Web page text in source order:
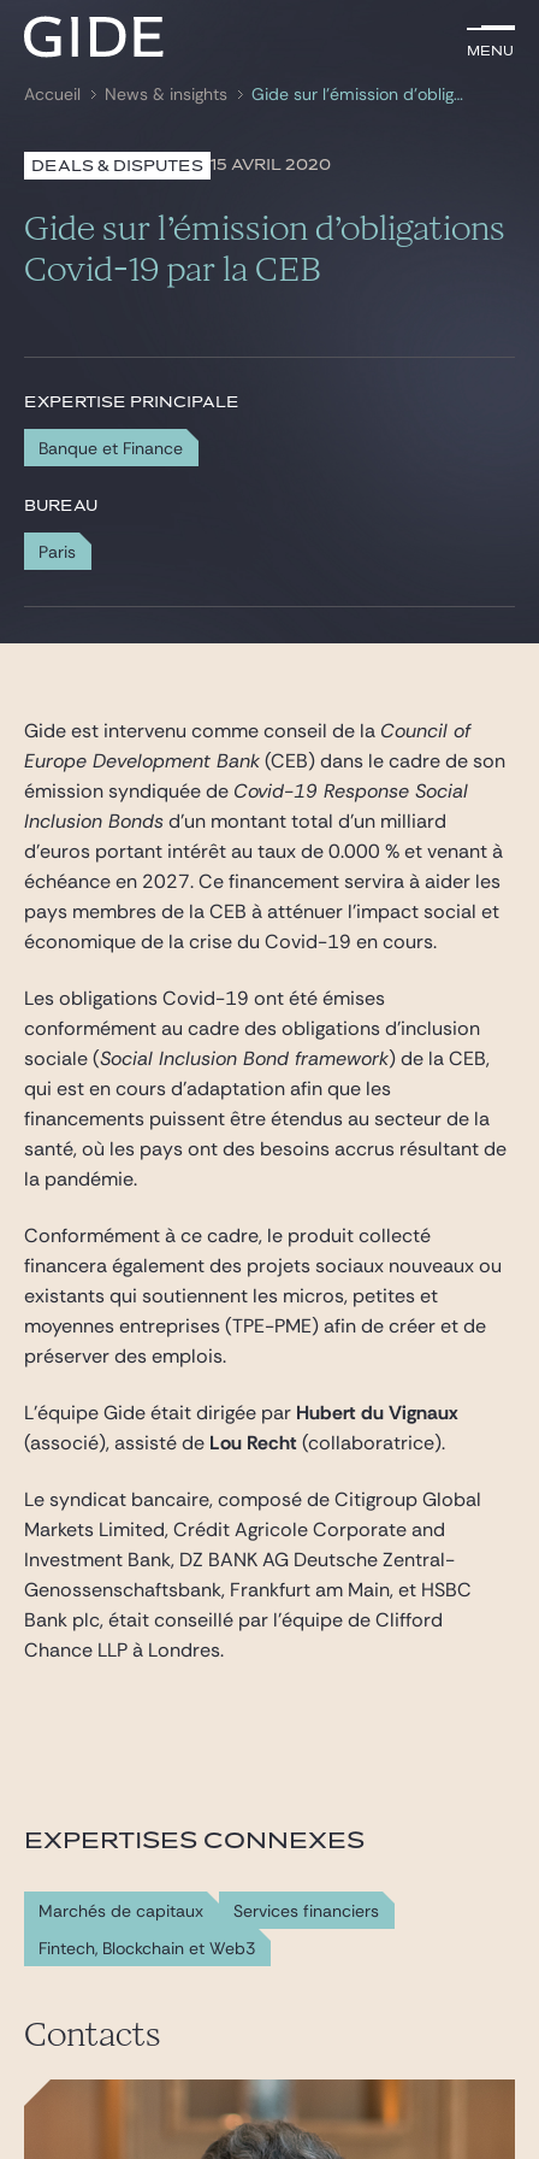
Menu
Rechercher par mots-clés
Menu
Avocats
Expertises
News & insights
Notre cabinet
Carrière
Gide Pro Bono et RSE
Accueil News & insights Gide sur l’émission d’obligations Covid-19 par la CEB
DEALS & DISPUTES 15 AVRIL 2020
Gide sur l’émission d’obligations
Covid-19 par la CEB
EXPERTISE PRINCIPALE
Banque et Finance
BUREAU
Paris
Gide est intervenu comme conseil de la Council of
Europe Development Bank(CEB) dans le cadre de son
émission syndiquée de Covid-19 Response Social
Inclusion Bondsd’un montant total d’un milliard
d’euros portant intérêt au taux de 0.000 % et venant à
échéance en 2027. Ce financement servira à aider les
pays membres de la CEB à atténuer l’impact social et
économique de la crise du Covid-19 en cours.
Les obligations Covid-19 ont été émises
conformément au cadre des obligations d’inclusion
sociale (Social Inclusion Bond framework) de la CEB,
qui est en cours d’adaptation afin que les
financements puissent être étendus au secteur de la
santé, où les pays ont des besoins accrus résultant de
la pandémie.
Conformément à ce cadre, le produit collecté
financera également des projets sociaux nouveaux ou
existants qui soutiennent les micros, petites et
moyennes entreprises (TPE-PME) afin de créer et de
préserver des emplois.
L’équipe Gide était dirigée par Hubert du Vignaux
(associé), assisté de Lou Recht(collaboratrice).
Le syndicat bancaire, composé de Citigroup Global
Markets Limited, Crédit Agricole Corporate and
Investment Bank, DZ BANK AG Deutsche Zentral-
Genossenschaftsbank, Frankfurt am Main, et HSBC
Bank plc, était conseillé par l’équipe de Clifford
Chance LLP à Londres.
EXPERTISES CONNEXES
Marchés de capitaux
Services financiers
Fintech, Blockchain et Web3
Contacts